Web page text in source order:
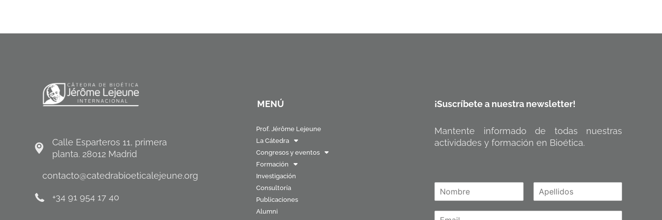
Calle Esparteros 11, primera
planta. 28012 Madrid
contacto@catedrabioeticalejeune.org
+34 91 954 17 40
MENÚ
Prof. Jérôme Lejeune
La Cátedra
Congresos y eventos
Formación
Investigación
Consultoría
Publicaciones
Alumni
¡Suscríbete a nuestra newsletter!
Mantente informado de todas nuestras
actividades y formación en Bioética.
o
p